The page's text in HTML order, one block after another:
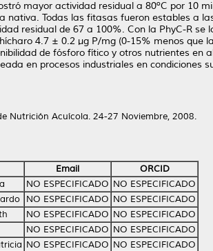
mayor actividad residual a 80ºC por 10
Todas las fitasas fueron estables a
residual de 67 a 100%. Con la PhyC-R
4.7 ± 0.2 µg P/mg (0-15% menos que
de fósforo fítico y otros nutrientes en
en procesos industriales en condiciones
Nutrición Acuícola. 24-27 Noviembre, 2008.
Email
ORCID
NO ESPECIFICADO NO ESPECIFICADO
NO ESPECIFICADO NO ESPECIFICADO
NO ESPECIFICADO NO ESPECIFICADO
NO ESPECIFICADO NO ESPECIFICADO
NO ESPECIFICADO NO ESPECIFICADO